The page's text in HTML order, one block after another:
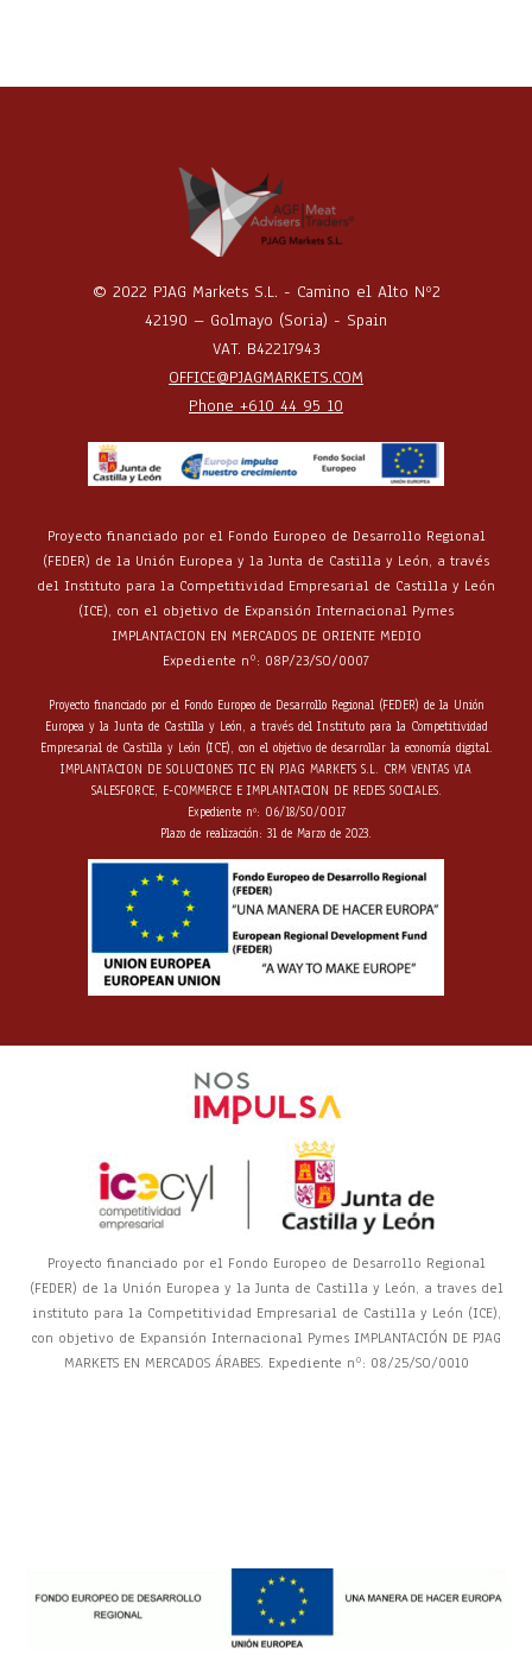
© 2022 PJAG Markets S.L. - Camino el Alto Nº2
42190 – Golmayo (Soria) - Spain
VAT. B42217943
OFFICE@PJAGMARKETS.COM
Phone +610 44 95 10
Proyecto financiado por el Fondo Europeo de Desarrollo Regional
(FEDER) de la Unión Europea y la Junta de Castilla y León, a través
del Instituto para la Competitividad Empresarial de Castilla y León
(ICE), con el objetivo de Expansión Internacional Pymes
IMPLANTACION EN MERCADOS DE ORIENTE MEDIO
Expediente nº: 08P/23/SO/0007
Proyecto financiado por el Fondo Europeo de Desarrollo Regional (FEDER) de la Unión
Europea y la Junta de Castilla y León, a través del Instituto para la Competitividad
Empresarial de Castilla y León (ICE), con el objetivo de desarrollar la economía digital.
IMPLANTACION DE SOLUCIONES TIC EN PJAG MARKETS S.L. CRM VENTAS VIA
SALESFORCE, E-COMMERCE E IMPLANTACION DE REDES SOCIALES.
Expediente nº: 06/18/SO/0017
Plazo de realización: 31 de Marzo de 2023.
Proyecto financiado por el Fondo Europeo de Desarrollo Regional
(FEDER) de la Unión Europea y la Junta de Castilla y León, a traves del
instituto para la Competitividad Empresarial de Castilla y León (ICE),
con objetivo de Expansión Internacional Pymes IMPLANTACIÓN DE PJAG
MARKETS EN MERCADOS ÁRABES. Expediente nº: 08/25/SO/0010